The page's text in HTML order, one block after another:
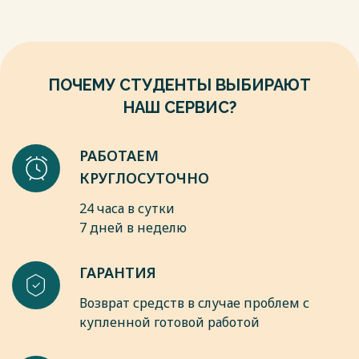
Весь текст будет доступен
ПОЧЕМУ СТУДЕНТЫ ВЫБИРАЮТ
НАШ СЕРВИС?
РАБОТАЕМ
КРУГЛОСУТОЧНО
24 часа в сутки
7 дней в неделю
ГАРАНТИЯ
Возврат средств в случае проблем с
купленной готовой работой